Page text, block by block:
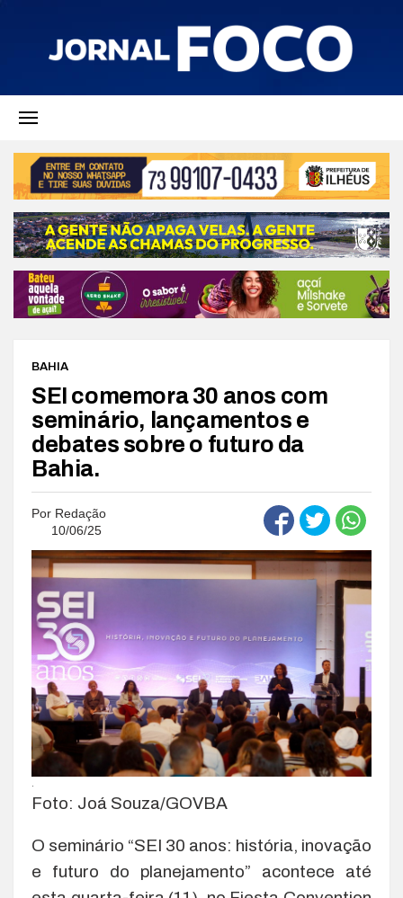
BAHIA
SEI comemora 30 anos com
seminário, lançamentos e
debates sobre o futuro da
Bahia.
Por Redação
10/06/25
Foto: Joá Souza/GOVBA
O seminário “SEI 30 anos: história, inovação
e futuro do planejamento” acontece até